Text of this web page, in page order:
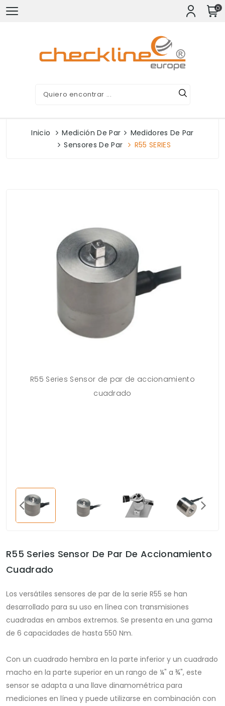
0
Inicio Medición De Par
Medidores De Par
Sensores De Par
R55 SERIES
R55 Series Sensor de par de accionamiento
cuadrado
R55 Series Sensor De Par De Accionamiento
Cuadrado
Los versátiles sensores de par de la serie R55 se han
desarrollado para su uso en línea con transmisiones
cuadradas en ambos extremos. Se presenta en una gama
de 6 capacidades de hasta 550 Nm.
Con un cuadrado hembra en la parte inferior y un cuadrado
macho en la parte superior en un rango de ¼" a ¾", este
sensor se adapta a una llave dinamométrica para
mediciones en línea y puede utilizarse en combinación con